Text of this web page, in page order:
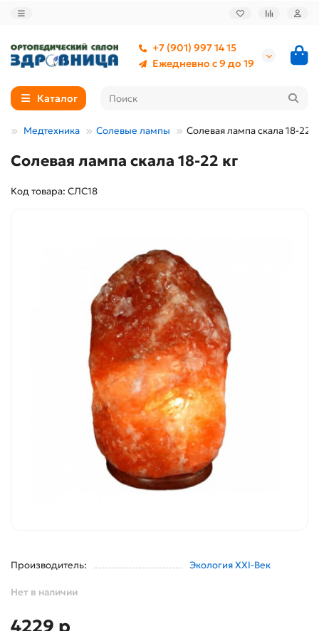
+7 (901) 997 14 15
Ежедневно с 9 до 19
Каталог
Медтехника Солевые лампы Солевая лампа скала 18-22
Солевая лампа скала 18-22 кг
Код товара: СЛС18
Производитель: Экология XXI-Век
Нет в наличии
4229 р